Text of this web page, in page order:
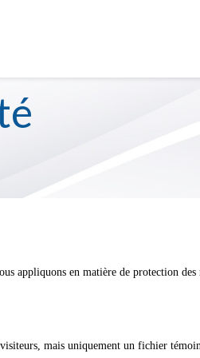
appliquons en matière de protection des
mais uniquement un fichier